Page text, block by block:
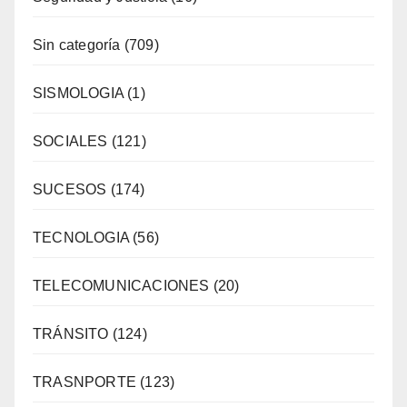
Sin categoría (709)
SISMOLOGIA (1)
SOCIALES (121)
SUCESOS (174)
TECNOLOGIA (56)
TELECOMUNICACIONES (20)
TRÁNSITO (124)
TRASNPORTE (123)